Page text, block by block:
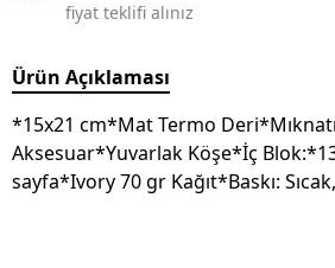
fiyat teklifi alınız
Ürün Açıklaması
*15x21 cm*Mat Termo
Aksesuar*Yuvarlak Köşe*İç
sayfa*Ivory 70 gr Kağıt*Baskı: